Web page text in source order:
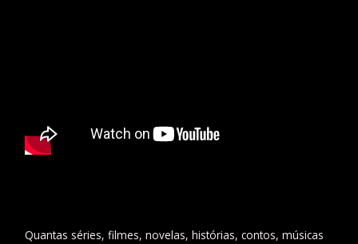
Quantas séries, filmes, novelas, histórias, contos, músicas